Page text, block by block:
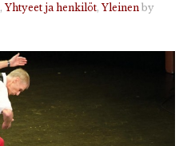
, Yhtyeet ja henkilöt, Yleinen by